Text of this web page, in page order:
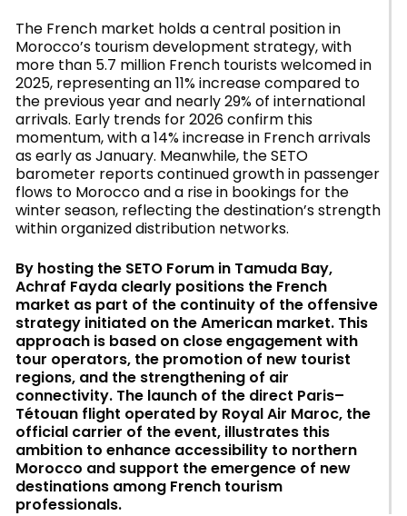
The French market holds a central position in
Morocco’s tourism development strategy, with
more than 5.7 million French tourists welcomed in
2025, representing an 11% increase compared to
the previous year and nearly 29% of international
arrivals. Early trends for 2026 confirm this
momentum, with a 14% increase in French arrivals
as early as January. Meanwhile, the SETO
barometer reports continued growth in passenger
flows to Morocco and a rise in bookings for the
winter season, reflecting the destination’s strength
within organized distribution networks.
By hosting the SETO Forum in Tamuda Bay,
Achraf Fayda clearly positions the French
market as part of the continuity of the offensive
strategy initiated on the American market. This
approach is based on close engagement with
tour operators, the promotion of new tourist
regions, and the strengthening of air
connectivity. The launch of the direct Paris–
Tétouan flight operated by Royal Air Maroc, the
official carrier of the event, illustrates this
ambition to enhance accessibility to northern
Morocco and support the emergence of new
destinations among French tourism
professionals.